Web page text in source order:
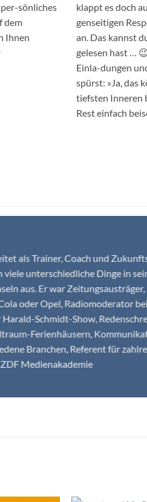
sönliches
dem
Ihnen
klappt es doch
genseitigen
an. Das kannst
gelesen hast …
Einla-dungen
spürst: »Ja, das
tiefsten Inneren
Rest einfach
als Trainer, Coach und
viele unterschiedliche Dinge in
aus. Er war
oder Opel, Radiomoderator
Schmidt-Show,
Ferienhäusern,
Branchen, Referent für
Medienakademie